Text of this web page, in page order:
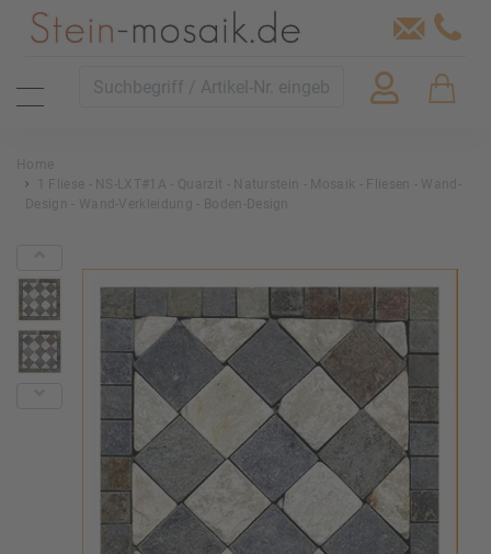
Home
1 Fliese - NS-LXT#1A - Quarzit - Naturstein - Mosaik - Fliesen - Wand-
Design - Wand-Verkleidung - Boden-Design